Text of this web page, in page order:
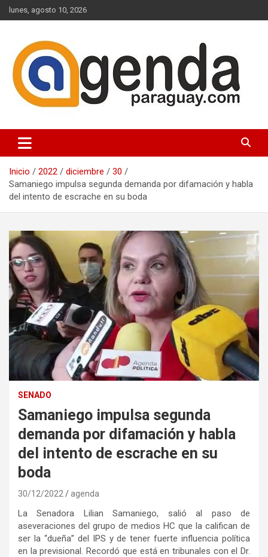
Saltar
al
lunes, agosto 10, 2026
Agenda Paraguay
Inicio 2022 diciembre
30
Samaniego impulsa segunda demanda por difamación y habla
del intento de escrache en su boda
SENADO
Samaniego impulsa segunda
demanda por difamación y habla
del intento de escrache en su
boda
30/12/2022 agenda
La Senadora Lilian Samaniego, salió al paso de
aseveraciones del grupo de medios HC que la califican de
ser la “dueña” del IPS y de tener fuerte influencia política
en la previsional. Recordó que está en tribunales con el Dr.